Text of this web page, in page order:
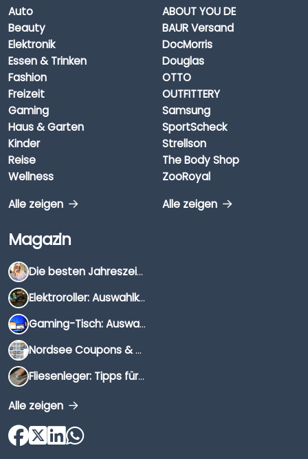
Auto
Beauty
Elektronik
Essen & Trinken
Fashion
Freizeit
Gaming
Haus & Garten
Kinder
Reise
Wellness
Alle zeigen
ABOUT YOU DE
BAUR Versand
DocMorris
Douglas
OTTO
OUTFITTERY
Samsung
SportScheck
Strellson
The Body Shop
ZooRoyal
Alle zeigen
Magazin
Die besten Jahreszeiten für Schnäppchenjäger
Elektroroller: Auswahlkriterien, Unterschiede & Tipps
Gaming-Tisch: Auswahlkriterien, Unterschiede & Tipps
Nordsee Coupons & Gutscheine 2026
Fliesenleger: Tipps für die Auswahl
Alle zeigen